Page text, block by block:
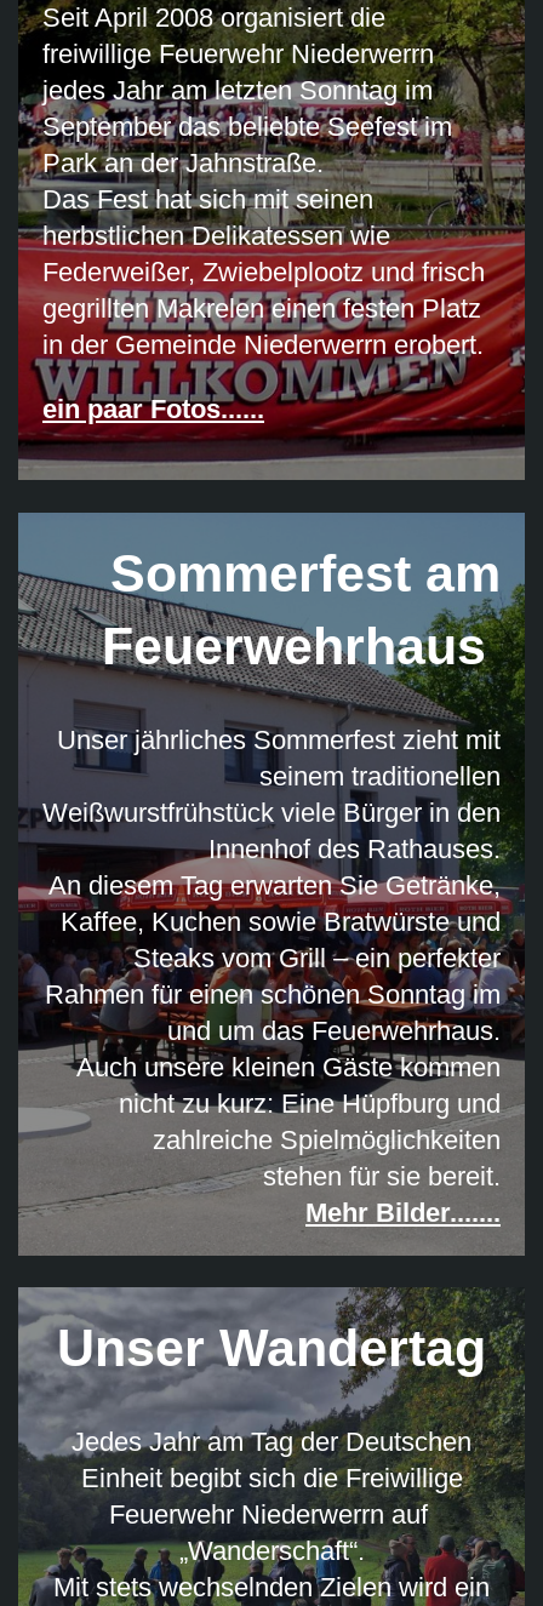
Seit April 2008 organisiert die
freiwillige Feuerwehr Niederwerrn
jedes Jahr am letzten Sonntag im
September das beliebte Seefest im
Park an der Jahnstraße.
Das Fest hat sich mit seinen
herbstlichen Delikatessen wie
Federweißer, Zwiebelplootz und frisch
gegrillten Makrelen einen festen Platz
in der Gemeinde Niederwerrn erobert.
ein paar Fotos......
Sommerfest am
Feuerwehrhaus
Unser jährliches Sommerfest zieht mit
seinem traditionellen
Weißwurstfrühstück viele Bürger in den
Innenhof des Rathauses.
An diesem Tag erwarten Sie Getränke,
Kaffee, Kuchen sowie Bratwürste und
Steaks vom Grill – ein perfekter
Rahmen für einen schönen Sonntag im
und um das Feuerwehrhaus.
Auch unsere kleinen Gäste kommen
nicht zu kurz: Eine Hüpfburg und
zahlreiche Spielmöglichkeiten
stehen für sie bereit.
Mehr Bilder.......
Unser Wandertag
Jedes Jahr am Tag der Deutschen
Einheit begibt sich die Freiwillige
Feuerwehr Niederwerrn auf
„Wanderschaft“.
Mit stets wechselnden Zielen wird ein